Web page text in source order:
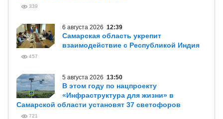
339
6 августа 2026 12:39
Самарская область укрепит
взаимодействие с Республикой Индия
457
5 августа 2026 13:50
В этом году по нацпроекту
«Инфраструктура для жизни» в
Самарской области установят 37 светофоров
721